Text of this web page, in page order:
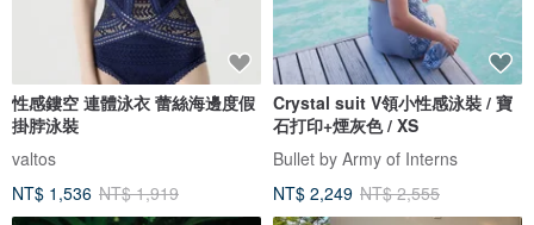
性感鏤空 連體泳衣 蕾絲海邊度假
掛脖泳裝
valtos
NT$ 1,536 NT$ 1,919
Crystal suit V領小性感泳裝 / 寶
石打印+煙灰色 / XS
Bullet by Army of Interns
NT$ 2,249 NT$ 2,555